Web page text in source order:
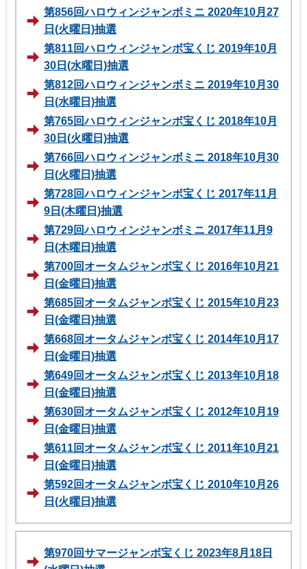
第856回ハロウィンジャンボミニ 2020年10月27
日(火曜日)抽選
第811回ハロウィンジャンボ宝くじ 2019年10月
30日(水曜日)抽選
第812回ハロウィンジャンボミニ 2019年10月30
日(水曜日)抽選
第765回ハロウィンジャンボ宝くじ 2018年10月
30日(火曜日)抽選
第766回ハロウィンジャンボミニ 2018年10月30
日(火曜日)抽選
第728回ハロウィンジャンボ宝くじ 2017年11月
9日(木曜日)抽選
第729回ハロウィンジャンボミニ 2017年11月9
日(木曜日)抽選
第700回オータムジャンボ宝くじ 2016年10月21
日(金曜日)抽選
第685回オータムジャンボ宝くじ 2015年10月23
日(金曜日)抽選
第668回オータムジャンボ宝くじ 2014年10月17
日(金曜日)抽選
第649回オータムジャンボ宝くじ 2013年10月18
日(金曜日)抽選
第630回オータムジャンボ宝くじ 2012年10月19
日(金曜日)抽選
第611回オータムジャンボ宝くじ 2011年10月21
日(金曜日)抽選
第592回オータムジャンボ宝くじ 2010年10月26
日(火曜日)抽選
第970回サマージャンボ宝くじ 2023年8月18日